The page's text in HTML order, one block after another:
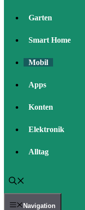
Garten
Smart Home
Mobil
Apps
Konten
Elektronik
Alltag
Navigation